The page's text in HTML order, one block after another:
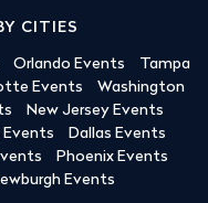
CITIES
Orlando Events
Tampa
Events
Washington
New Jersey Events
Events
Dallas Events
Phoenix Events
Events